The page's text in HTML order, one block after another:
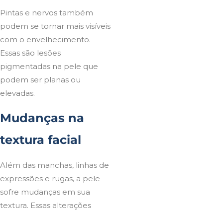
Pintas e nervos também
podem se tornar mais visíveis
com o envelhecimento.
Essas são lesões
pigmentadas na pele que
podem ser planas ou
elevadas.
Mudanças na
textura facial
Além das manchas, linhas de
expressões e rugas, a pele
sofre mudanças em sua
textura. Essas alterações